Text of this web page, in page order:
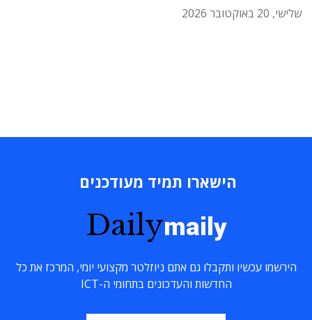
שלישי, 20 באוקטובר 2026
הישארו תמיד מעודכנים
Dailymaily
הירשמו עכשיו ותקבלו גם אתם ניוזלטר מקצועי יומי, המרכז את כל
החדשות והעדכונים בתחומי ה-ICT